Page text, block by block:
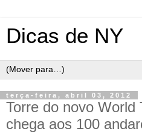
Dicas de NY
terça-feira, abril 03, 2012
Torre do novo World
chega aos 100